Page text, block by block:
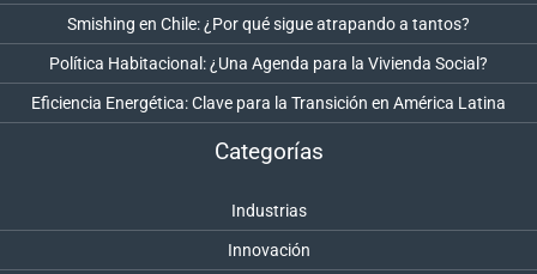
Smishing en Chile: ¿Por qué sigue atrapando a tantos?
Política Habitacional: ¿Una Agenda para la Vivienda Social?
Eficiencia Energética: Clave para la Transición en América Latina
Categorías
Industrias
Innovación